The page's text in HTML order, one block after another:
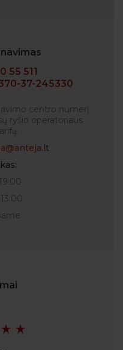
55 511
37-245330
centro numerį
ryšio operatoriaus